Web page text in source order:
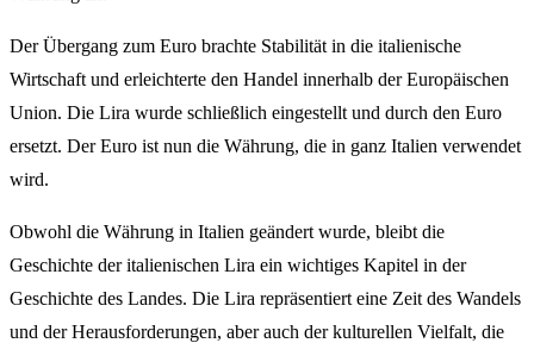
Der Übergang zum Euro brachte Stabilität in die italienische
Wirtschaft und erleichterte den Handel innerhalb der Europäischen
Union. Die Lira wurde schließlich eingestellt und durch den Euro
ersetzt. Der Euro ist nun die Währung, die in ganz Italien verwendet
wird.
Obwohl die Währung in Italien geändert wurde, bleibt die
Geschichte der italienischen Lira ein wichtiges Kapitel in der
Geschichte des Landes. Die Lira repräsentiert eine Zeit des Wandels
und der Herausforderungen, aber auch der kulturellen Vielfalt, die